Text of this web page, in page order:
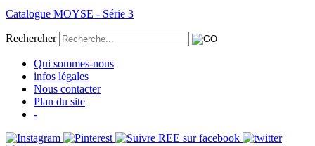
Catalogue MOYSE - Série 3
Rechercher
Qui sommes-nous
infos légales
Nous contacter
Plan du site
-